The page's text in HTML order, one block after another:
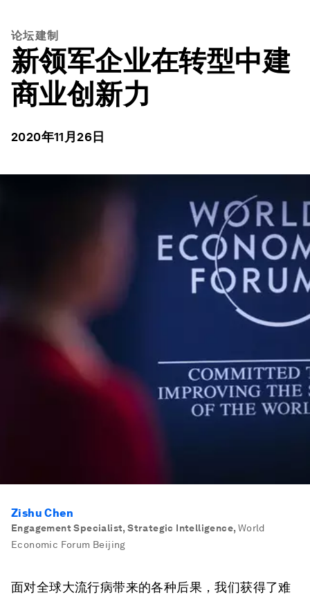
论坛建制
新领军企业在转型中建
商业创新力
2020年11月26日
Zishu Chen
Engagement Specialist, Strategic Intelligence, World
Economic Forum Beijing
面对全球大流行病带来的各种后果，我们获得了难